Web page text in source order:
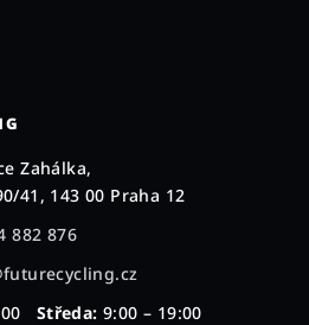
Zahálka,
41, 143 00 Praha 12
882 876
Středa: 9:00 – 19:00